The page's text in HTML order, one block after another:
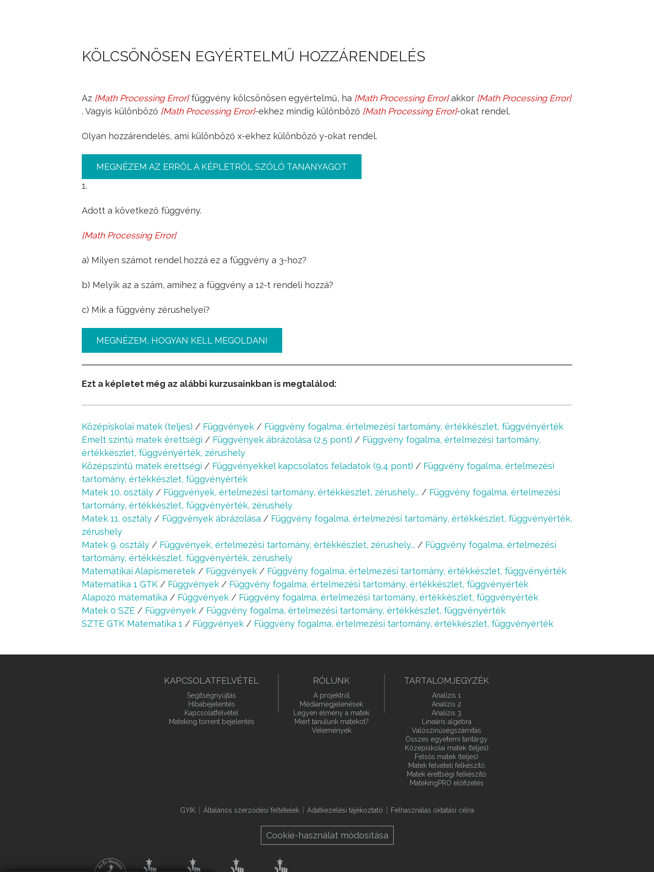
KÖLCSÖNÖSEN EGYÉRTELMŰ HOZZÁRENDELÉS
Az [Math Processing Error]
f:x↦y függvény kölcsönösen egyértelmű, ha [Math Processing Error]
x1≠x2 akkor [Math Processing Error]
y1≠y2
. Vagyis különböző [Math Processing Error]
x -ekhez mindig különböző [Math Processing Error]
y -okat rendel.
Olyan hozzárendelés, ami különböző x-ekhez különböző y-okat rendel.
MEGNÉZEM AZ ERRŐL A KÉPLETRŐL SZÓLÓ TANANYAGOT
1.
Adott a következő függvény.
[Math Processing Error]
f(x)=x2 −4Df:
a) Milyen számot rendel hozzá ez a függvény a 3-hoz?
b) Melyik az a szám, amihez a függvény a 12-t rendeli hozzá?
c) Mik a függvény zérushelyei?
MEGNÉZEM, HOGYAN KELL MEGOLDANI
Ezt a képletet még az alábbi kurzusainkban is megtalálod:
Középiskolai matek (teljes) / Függvények / Függvény fogalma, értelmezési tartomány, értékkészlet, függvényérték
Emelt szintű matek érettségi / Függvények ábrázolása (2,5 pont) / Függvény fogalma, értelmezési tartomány,
értékkészlet, függvényérték, zérushely
Középszintű matek érettségi / Függvényekkel kapcsolatos feladatok (9,4 pont) / Függvény fogalma, értelmezési
tartomány, értékkészlet, függvényérték
Matek 10. osztály / Függvények, értelmezési tartomány, értékkészlet, zérushely... / Függvény fogalma, értelmezési
tartomány, értékkészlet, függvényérték, zérushely
Matek 11. osztály / Függvények ábrázolása / Függvény fogalma, értelmezési tartomány, értékkészlet, függvényérték,
zérushely
Matek 9. osztály / Függvények, értelmezési tartomány, értékkészlet, zérushely... / Függvény fogalma, értelmezési
tartomány, értékkészlet, függvényérték, zérushely
Matematikai Alapismeretek / Függvények / Függvény fogalma, értelmezési tartomány, értékkészlet, függvényérték
Matematika 1 GTK / Függvények / Függvény fogalma, értelmezési tartomány, értékkészlet, függvényérték
Alapozó matematika / Függvények / Függvény fogalma, értelmezési tartomány, értékkészlet, függvényérték
Matek 0 SZE / Függvények / Függvény fogalma, értelmezési tartomány, értékkészlet, függvényérték
SZTE GTK Matematika 1 / Függvények / Függvény fogalma, értelmezési tartomány, értékkészlet, függvényérték
KAPCSOLATFELVÉTEL
Segítségnyújtás
Hibabejelentés
Kapcsolatfelvétel
Mateking torrent bejelentés
RÓLUNK
A projektről
Médiamegjelenések
Legyen élmény a matek
Miért tanulunk matekot?
Vélemények
TARTALOMJEGYZÉK
Analízis 1
Analízis 2
Analízis 3
Lineáris algebra
Valószínűségszámítás
Összes egyetemi tantárgy
Középiskolai matek (teljes)
Felsős matek (teljes)
Matek felvételi felkészítő
Matek érettségi felkészítő
MatekingPRO előfizetés
GYIK Általános szerződési feltételek Adatkezelési tájékoztató Felhasználás oktatási célra
Cookie-használat módosítása